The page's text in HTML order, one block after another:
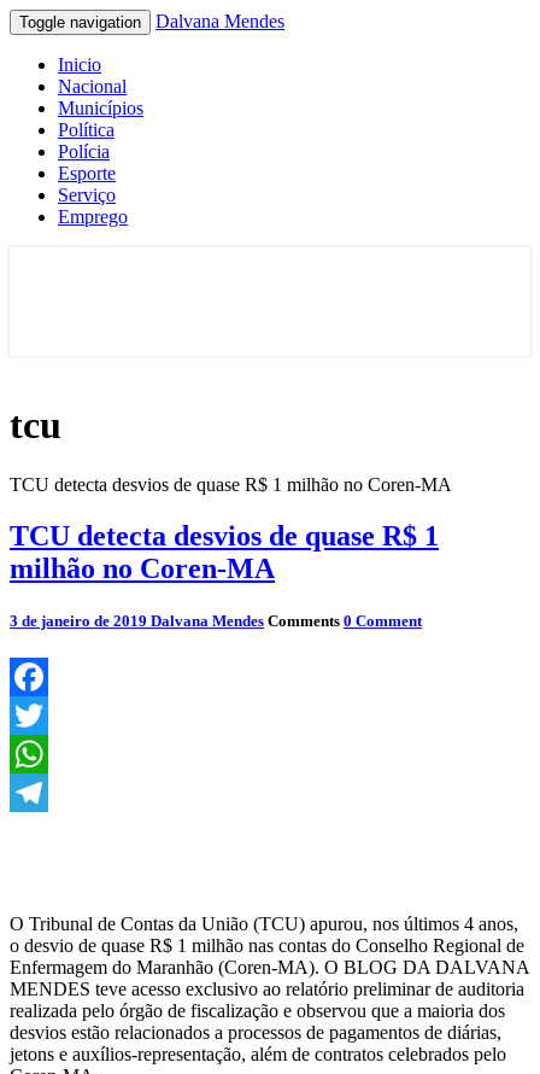
Toggle navigation Dalvana Mendes
Inicio
Nacional
Municípios
Política
Polícia
Esporte
Serviço
Emprego
tcu
TCU detecta desvios de quase R$ 1 milhão no Coren-MA
TCU detecta desvios de quase R$ 1
milhão no Coren-MA
3 de janeiro de 2019 Dalvana Mendes Comments 0 Comment
Facebook
Twitter
WhatsApp
O Tribunal de Contas da União (TCU) apurou, nos últimos 4 anos,
o desvio de quase R$ 1 milhão nas contas do Conselho Regional de
Enfermagem do Maranhão (Coren-MA). O BLOG DA DALVANA
MENDES teve acesso exclusivo ao relatório preliminar de auditoria
realizada pelo órgão de fiscalização e observou que a maioria dos
desvios estão relacionados a processos de pagamentos de diárias,
jetons e auxílios-representação, além de contratos celebrados pelo